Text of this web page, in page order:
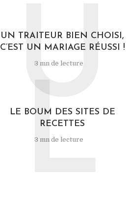
UN TRAITEUR BIEN CHOISI,
C’EST UN MARIAGE RÉUSSI !
3 mn de lecture
U
LE BOUM DES SITES DE
RECETTES
3 mn de lecture
L